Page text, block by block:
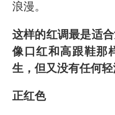
浪漫。
这样的红调最是适
像口红和高跟鞋那
生，但又没有任何轻
正红色